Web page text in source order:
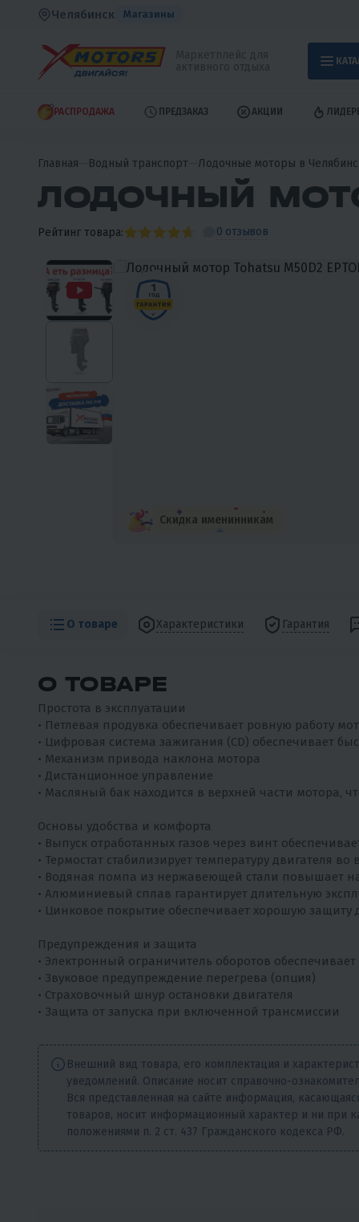
Челябинск Магазины
РАСПРОДАЖА ПРЕДЗАКАЗ АКЦИИ
Главная Водный транспорт Лодочные моторы в
ЛОДОЧНЫЙ
Рейтинг товара: 0 отзывов
Скидка именинникам
О товаре Характеристики Гарантия
О ТОВАРЕ
Простота в эксплуатации
• Петлевая продувка обеспечивает ровную работу
• Цифровая система зажигания (CD) обеспечивает
• Механизм привода наклона мотора
• Дистанционное управление
• Масляный бак находится в верхней части мотора,
Основы удобства и комфорта
• Выпуск отработанных газов через винт
• Термостат стабилизирует температуру двигателя во
• Водяная помпа из нержавеющей стали повышает
• Алюминиевый сплав гарантирует длительную
• Цинковое покрытие обеспечивает хорошую защиту
Предупреждения и защита
• Электронный ограничитель оборотов обеспечивает
• Звуковое предупреждение перегрева (опция)
• Страховочный шнур остановки двигателя
• Защита от запуска при включенной трансмиссии
Внешний вид товара, его комплектация и
уведомлений. Описание носит справочно-
Вся представленная на сайте информация,
товаров, носит информационный характер и ни при
положениями п. 2 ст. 437 Гражданского кодекса РФ.